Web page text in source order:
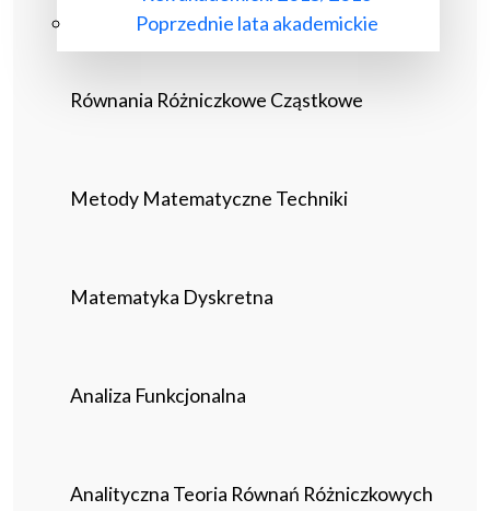
Poprzednie lata akademickie
Równania Różniczkowe Cząstkowe
Metody Matematyczne Techniki
Matematyka Dyskretna
Analiza Funkcjonalna
Analityczna Teoria Równań Różniczkowych